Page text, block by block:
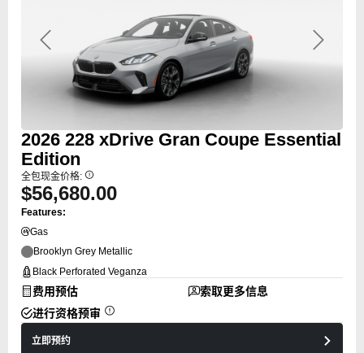
Previous Next
2026 228 xDrive Gran Coupe Essential
Edition
全包现金价格:
$56,680.00
Features:
Gas
Brooklyn Grey Metallic
Black Perforated Veganza
费用预估
索取更多信息
进行资格预审
立即预约